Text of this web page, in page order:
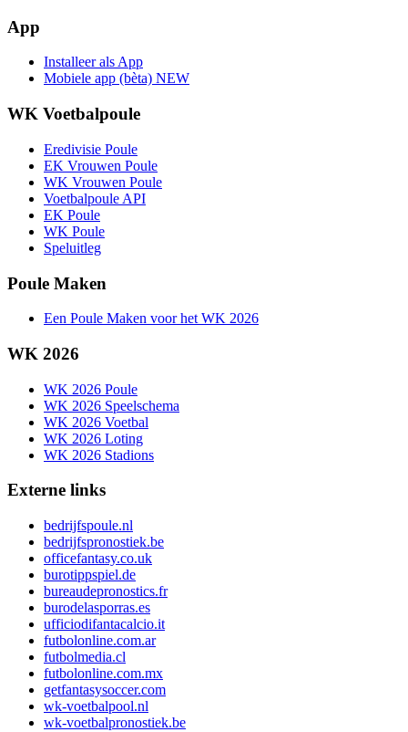
App
Installeer als App
Mobiele app (bèta) NEW
WK Voetbalpoule
Eredivisie Poule
EK Vrouwen Poule
WK Vrouwen Poule
Voetbalpoule API
EK Poule
WK Poule
Speluitleg
Poule Maken
Een Poule Maken voor het WK 2026
WK 2026
WK 2026 Poule
WK 2026 Speelschema
WK 2026 Voetbal
WK 2026 Loting
WK 2026 Stadions
Externe links
bedrijfspoule.nl
bedrijfspronostiek.be
officefantasy.co.uk
burotippspiel.de
bureaudepronostics.fr
burodelasporras.es
ufficiodifantacalcio.it
futbolonline.com.ar
futbolmedia.cl
futbolonline.com.mx
getfantasysoccer.com
wk-voetbalpool.nl
wk-voetbalpronostiek.be